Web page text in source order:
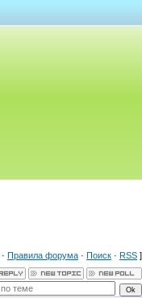
· Правила форума · Поиск · RSS ]